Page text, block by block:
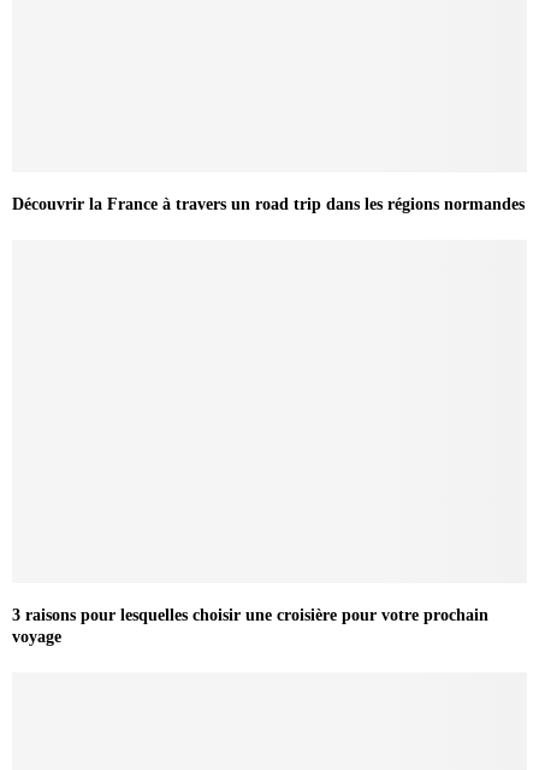
Découvrir la France à travers un road trip dans les régions normandes
3 raisons pour lesquelles choisir une croisière pour votre prochain
voyage